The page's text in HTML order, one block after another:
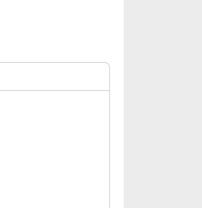
ロ...
向...